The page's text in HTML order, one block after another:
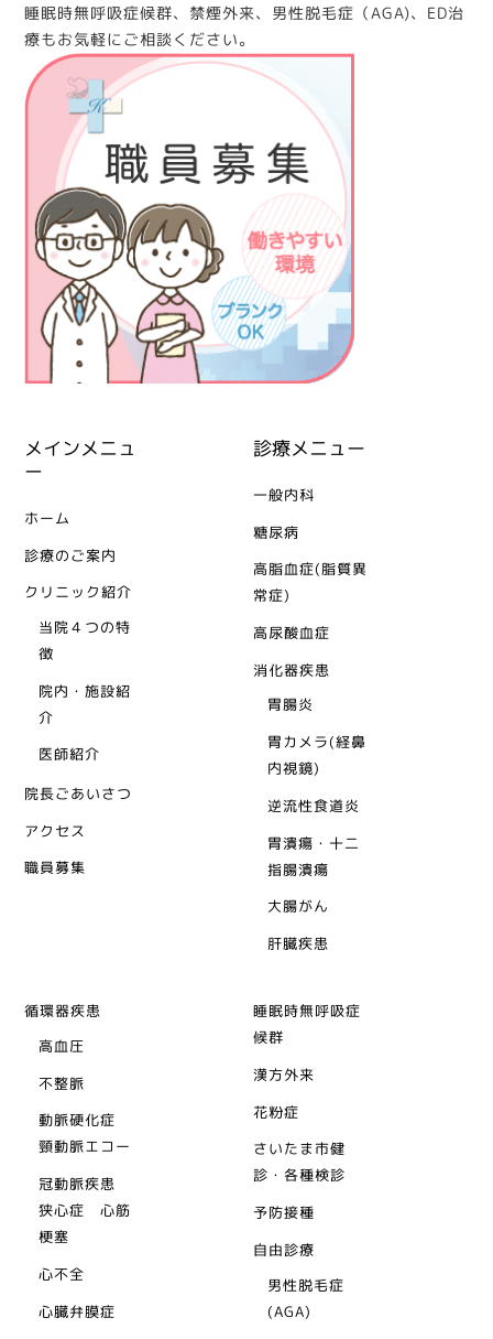
睡眠時無呼吸症候群、禁煙外来、男性脱毛症（AGA)、ED治
療もお気軽にご相談ください。
メインメニュ
ー
ホーム
診療のご案内
クリニック紹介
当院４つの特
徴
院内・施設紹
介
医師紹介
院長ごあいさつ
アクセス
職員募集
診療メニュー
一般内科
糖尿病
高脂血症(脂質異
常症)
高尿酸血症
消化器疾患
胃腸炎
胃カメラ(経鼻
内視鏡)
逆流性食道炎
胃潰瘍・十二
指腸潰瘍
大腸がん
肝臓疾患
循環器疾患
高血圧
不整脈
動脈硬化症
頸動脈エコー
冠動脈疾患
狭心症 心筋
梗塞
心不全
心臓弁膜症
睡眠時無呼吸症
候群
漢方外来
花粉症
さいたま市健
診・各種検診
予防接種
自由診療
男性脱毛症
(AGA)